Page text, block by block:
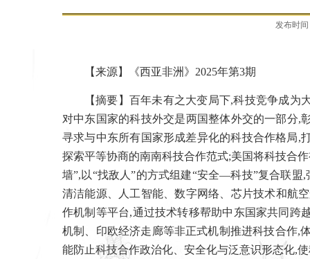
发布时
【来源】《西亚非洲》 2025年第3期
【摘要】百年未有之大变局下,科技竞争成为
对中东国家的科技外交是两国整体外交的一部分,
寻求与中东所有国家形成差异化的科技合作格局,
探索平等协商的南南科技合作范式;美国将科技合
墙”, 以“找敌人”的方式组建“安全—科技”复合联盟,
清洁能源、人工智能、数字网络、芯片技术和航
作机制等平台,通过技术转移帮助中东国家共同跨
机制、印欧经济走廊等非正式机制推进科技合作,
能防止科技合作政治化、安全化与泛意识形态化,